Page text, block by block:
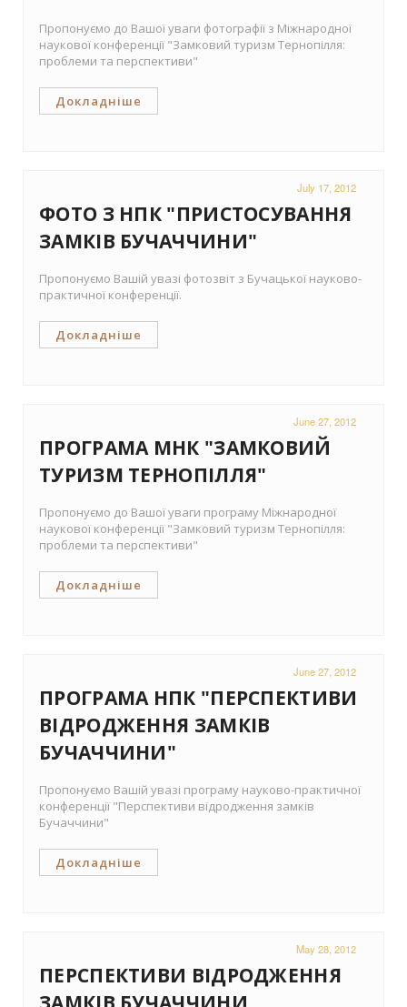
Пропонуємо до Вашої уваги фотографії з Міжнародної
наукової конференції "Замковий туризм Тернопілля:
проблеми та перспективи"
Докладніше
July 17, 2012
ФОТО З НПК "ПРИСТОСУВАННЯ
ЗАМКІВ БУЧАЧЧИНИ"
Пропонуємо Вашій увазі фотозвіт з Бучацької науково-
практичної конференції.
Докладніше
June 27, 2012
ПРОГРАМА МНК "ЗАМКОВИЙ
ТУРИЗМ ТЕРНОПІЛЛЯ"
Пропонуємо до Вашої уваги програму Міжнародної
наукової конференції "Замковий туризм Тернопілля:
проблеми та перспективи"
Докладніше
June 27, 2012
ПРОГРАМА НПК "ПЕРСПЕКТИВИ
ВІДРОДЖЕННЯ ЗАМКІВ
БУЧАЧЧИНИ"
Пропонуємо Вашій увазі програму науково-практичної
конференції "Перспективи відродження замків
Бучаччини"
Докладніше
May 28, 2012
ПЕРСПЕКТИВИ ВІДРОДЖЕННЯ